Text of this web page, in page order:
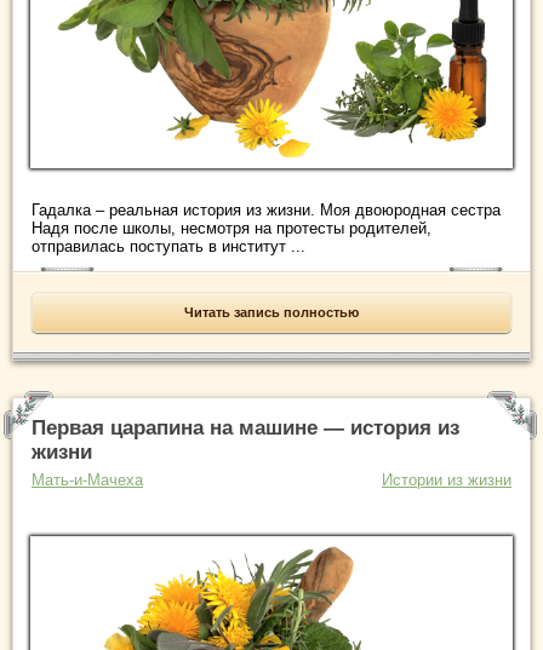
Гадалка – реальная история из жизни. Моя двоюродная сестра
Надя после школы, несмотря на протесты родителей,
отправилась поступать в институт ...
Читать запись полностью
Первая царапина на машине — история из
жизни
Мать-и-Мачеха Истории из жизни